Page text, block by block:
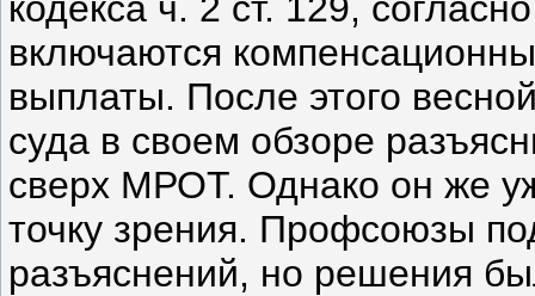
включаются
выплаты. После этого
суда в своем обзоре
сверх МРОТ. Однако он же
точку зрения. Профсоюзы
разъяснений, но решения